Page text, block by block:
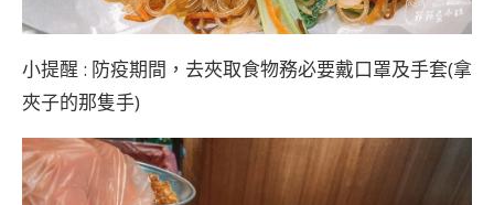
小提醒 : 防疫期間，去夾取食物務必要戴口罩及手套(拿
夾子的那隻手)